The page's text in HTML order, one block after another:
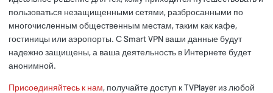
пользоваться незащищенными сетями, разбросанными по
многочисленным общественным местам, таким как кафе,
гостиницы или аэропорты. С Smart VPN ваши данные будут
надежно защищены, а ваша деятельность в Интернете будет
анонимной.
Присоединяйтесь к нам, получайте доступ к TVPlayer из любой